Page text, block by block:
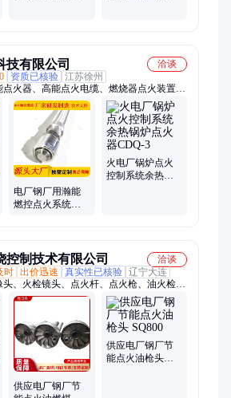
技有限公司
洽谈
资质已核验 江苏徐州
点火器、高能点火电缆、燃烧器点火装置、
推进器
电厂钢厂用瀚能
燃控点火系统点
火电厂锅炉点火
控制系统余热锅
控制技术有限公司
洽谈
时 出价迅速 真实性已核验 辽宁大连
、火检镜头、点火杆、点火枪、油火检传
检探头、火检光纤、镜管组件、检测设备、
检仪、火焰探测器、火检放大器、图像火检
压离心风机、石英光导纤维、火焰检测装
、紫外可见光探头、带特种钢防护套、火检
供应电厂钢厂节
供应电厂钢厂节
能点火油枪头